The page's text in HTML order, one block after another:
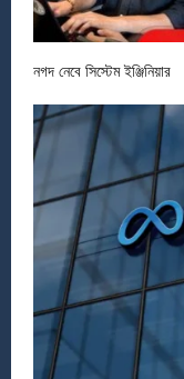
নগদ নেবে সিস্টেম ইঞ্জিনিয়ার